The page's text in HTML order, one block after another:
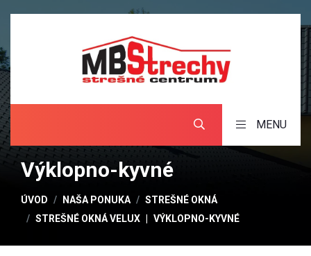
MENU
Výklopno-kyvné
ÚVOD NAŠA PONUKA
STREŠNÉ OKNÁ
STREŠNÉ OKNÁ VELUX
VÝKLOPNO-KYVNÉ